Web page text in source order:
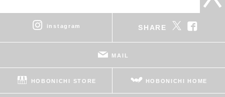
instagram SHARE
MAIL
HOBONICHI STORE HOBONICHI HOME